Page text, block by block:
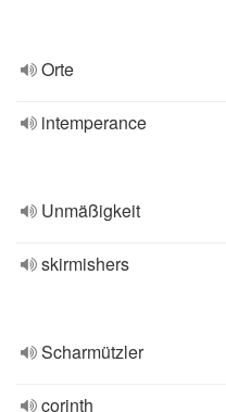
Orte
intemperance
Unmäßigkeit
skirmishers
Scharmützler
corinth